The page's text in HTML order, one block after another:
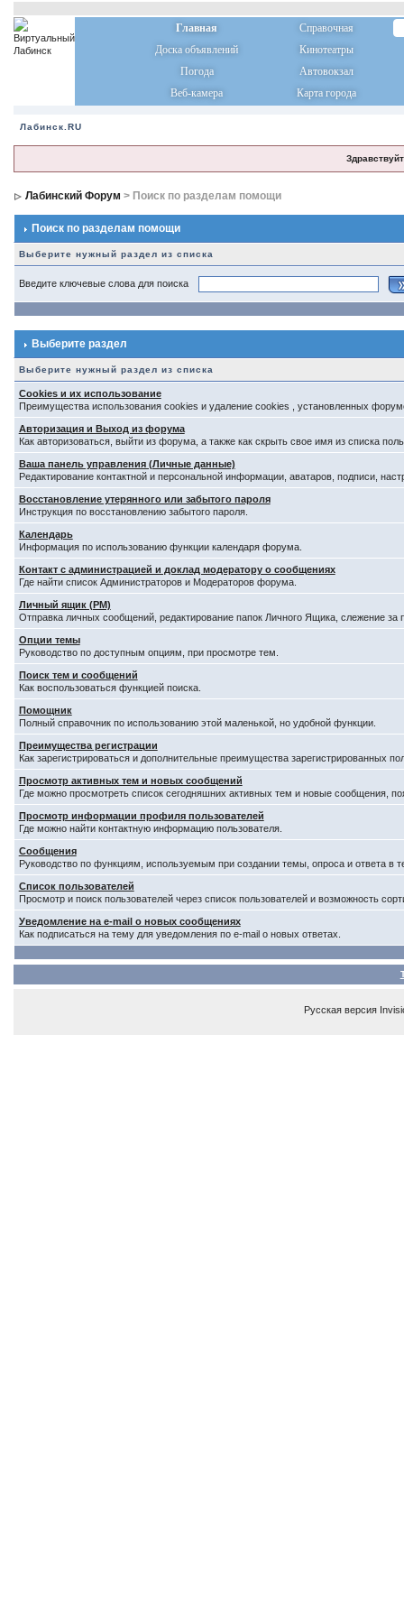
Главная
Справочная
Доска объявлений
Кинотеатры
Погода
Автовокзал
Веб-камера
Карта города
Лабинск.RU
Лабинский Форум > Поиск по разделам помощи
Поиск по разделам помощи
Выберите нужный раздел из списка
Введите ключевые слова для поиска
Выберите раздел
Выберите нужный раздел из списка
Cookies и их использование
Преимущества использования cookies и удаление cookies , установленных
Авторизация и Выход из форума
Как авторизоваться, выйти из форума, а также как скрыть свое имя из списка
Ваша панель управления (Личные данные)
Редактирование контактной и персональной информации, аватаров, подписи,
Восстановление утерянного или забытого пароля
Инструкция по восстановлению забытого пароля.
Календарь
Информация по использованию функции календаря форума.
Контакт с администрацией и доклад модератору о сообщениях
Где найти список Администраторов и Модераторов форума.
Личный ящик (PM)
Отправка личных сообщений, редактирование папок Личного Ящика, слежение
Опции темы
Руководство по доступным опциям, при просмотре тем.
Поиск тем и сообщений
Как воспользоваться функцией поиска.
Помощник
Полный справочник по использованию этой маленькой, но удобной функции.
Преимущества регистрации
Как зарегистрироваться и дополнительные преимущества зарегистрированных
Просмотр активных тем и новых сообщений
Где можно просмотреть список сегодняшних активных тем и новые сообщения,
Просмотр информации профиля пользователей
Где можно найти контактную информацию пользователя.
Сообщения
Руководство по функциям, используемым при создании темы, опроса и ответа в
Список пользователей
Просмотр и поиск пользователей через список пользователей и возможность
Уведомление на e-mail о новых сообщениях
Как подписаться на тему для уведомления по e-mail о новых ответах.
Русская версия